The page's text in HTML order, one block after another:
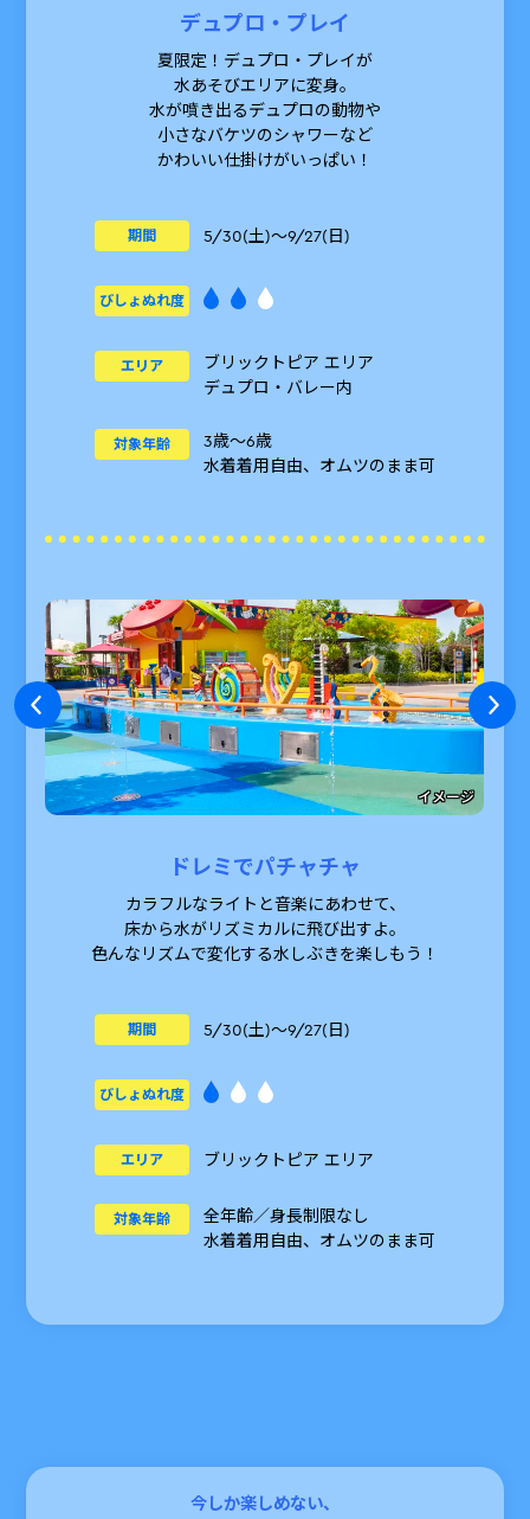
デュプロ・プレイ
夏限定！デュプロ・プレイが
水あそびエリアに変身。
水が噴き出るデュプロの動物や
小さなバケツのシャワーなど
かわいい仕掛けがいっぱい！
期間 5/30(土)～9/27(日)
びしょぬれ度
エリア
ブリックトピア エリア
デュプロ・バレー内
対象年齢
3歳～6歳
水着着用自由、オムツのまま可
イメージ
ドレミでパチャチャ
カラフルなライトと音楽にあわせて、
床から水がリズミカルに飛び出すよ。
色んなリズムで変化する水しぶきを楽しもう！
期間 5/30(土)～9/27(日)
びしょぬれ度
エリア ブリックトピア エリア
対象年齢
全年齢／身長制限なし
水着着用自由、オムツのまま可
今しか楽しめない、